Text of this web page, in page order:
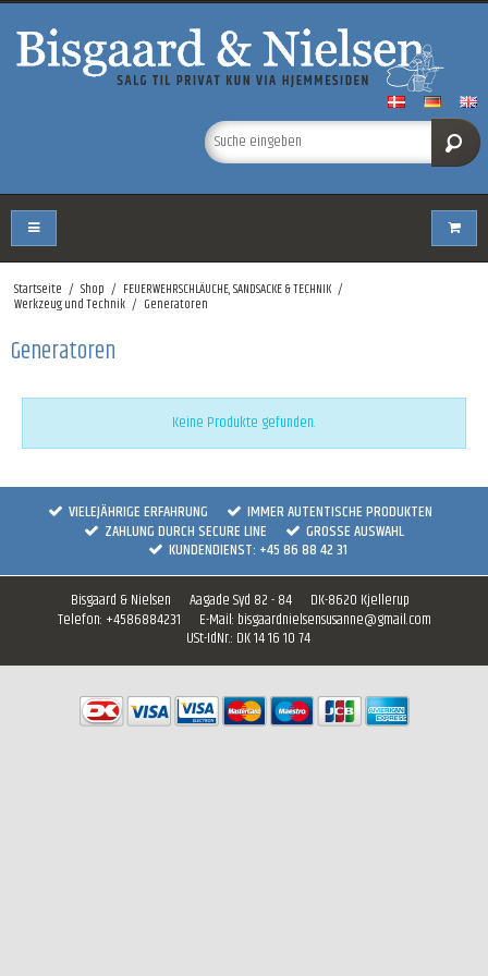
Startseite / Shop / FEUERWEHRSCHLÄUCHE, SANDSACKE & TECHNIK /
Werkzeug und Technik / Generatoren
Generatoren
Keine Produkte gefunden.
VIELEJÄHRIGE ERFAHRUNG
IMMER AUTENTISCHE PRODUKTEN
ZAHLUNG DURCH SECURE LINE
GROSSE AUSWAHL
KUNDENDIENST: +45 86 88 42 31
Bisgaard & Nielsen Aagade Syd 82 - 84 DK-8620 Kjellerup
Telefon: +4586884231 E-Mail: bisgaardnielsensusanne@gmail.com
USt-IdNr.: DK 14 16 10 74